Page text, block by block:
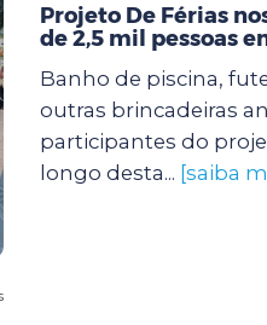
Projeto De Férias
de 2,5 mil pessoas
Banho de piscina,
outras brincadeiras
participantes do
longo desta... [saiba